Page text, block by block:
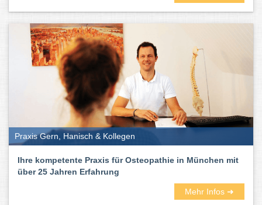
Praxis Gern, Hanisch & Kollegen
Ihre kompetente Praxis für Osteopathie in München mit
über 25 Jahren Erfahrung
Mehr Infos ➜